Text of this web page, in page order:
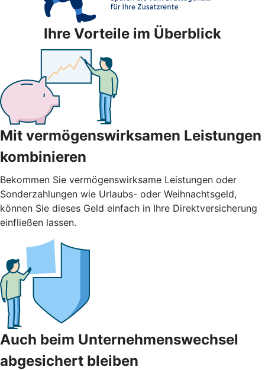
Ihre Vorteile im Überblick
Mit vermögenswirksamen Leistungen
kombinieren
Bekommen Sie vermögenswirksame Leistungen oder
Sonderzahlungen wie Urlaubs- oder Weihnachtsgeld,
können Sie dieses Geld einfach in Ihre Direktversicherung
einfließen lassen.
Auch beim Unternehmenswechsel
abgesichert bleiben